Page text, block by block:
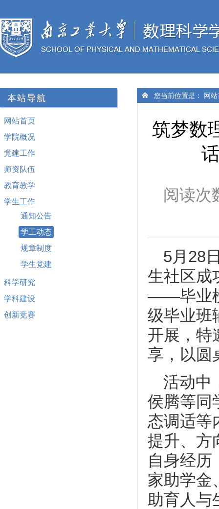
本站导航
网站首页
学院概况
党建工作
师资队伍
教育教学
学生工作
通知公告
学工动态
规章制度
学生党建
科学研究
学科建设
创新竞赛
您当前位置是： 网
筑梦数
阅读次
5月28
生社区成
——毕业
级毕业班
开展，特
享，以圆
活动中
侯腾等同
态调适等
提升、方
自身经历
家助学金
助育人与